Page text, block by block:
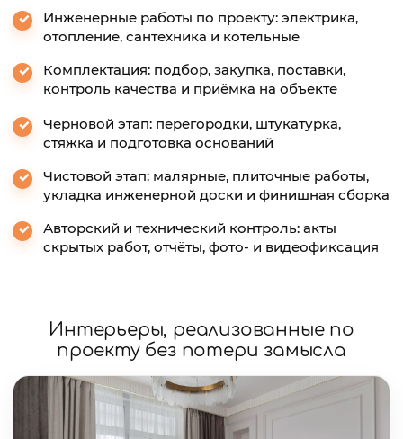
Инженерные работы по проекту: электрика,
отопление, сантехника и котельные
Комплектация: подбор, закупка, поставки,
контроль качества и приёмка на объекте
Черновой этап: перегородки, штукатурка,
стяжка и подготовка оснований
Чистовой этап: малярные, плиточные работы,
укладка инженерной доски и финишная сборка
Авторский и технический контроль: акты
скрытых работ, отчёты, фото- и видеофиксация
Интерьеры, реализованные по
проекту без потери замысла
Реализованные интерьеры под ключ в Москве и МО